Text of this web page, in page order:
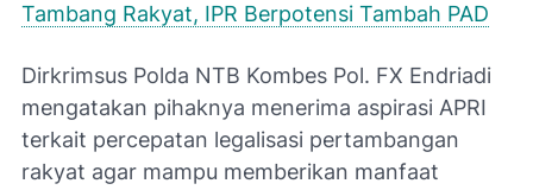
Tambang Rakyat, IPR Berpotensi Tambah PAD
Dirkrimsus Polda NTB Kombes Pol. FX Endriadi
mengatakan pihaknya menerima aspirasi APRI
terkait percepatan legalisasi pertambangan
rakyat agar mampu memberikan manfaat